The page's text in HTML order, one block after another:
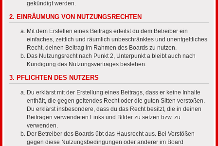
gekündigt werden.
2. EINRÄUMUNG VON NUTZUNGSRECHTEN
Mit dem Erstellen eines Beitrags erteilst du dem Betreiber ein
einfaches, zeitlich und räumlich unbeschränktes und unentgeltliches
Recht, deinen Beitrag im Rahmen des Boards zu nutzen.
Das Nutzungsrecht nach Punkt 2, Unterpunkt a bleibt auch nach
Kündigung des Nutzungsvertrages bestehen.
3. PFLICHTEN DES NUTZERS
Du erklärst mit der Erstellung eines Beitrags, dass er keine Inhalte
enthält, die gegen geltendes Recht oder die guten Sitten verstoßen.
Du erklärst insbesondere, dass du das Recht besitzt, die in deinen
Beiträgen verwendeten Links und Bilder zu setzen bzw. zu
verwenden.
Der Betreiber des Boards übt das Hausrecht aus. Bei Verstößen
gegen diese Nutzungsbedingungen oder anderer im Board